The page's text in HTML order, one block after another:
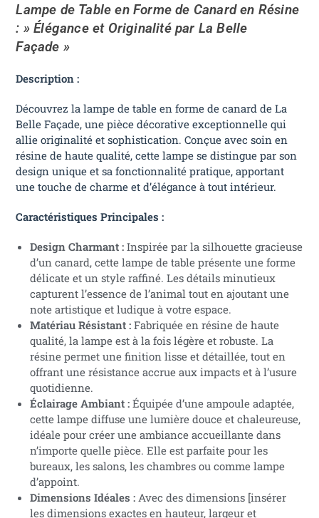
Lampe de Table en Forme de Canard en Résine
: » Élégance et Originalité par La Belle
Façade »
Description :
Découvrez la lampe de table en forme de canard de La
Belle Façade, une pièce décorative exceptionnelle qui
allie originalité et sophistication. Conçue avec soin en
résine de haute qualité, cette lampe se distingue par son
design unique et sa fonctionnalité pratique, apportant
une touche de charme et d’élégance à tout intérieur.
Caractéristiques Principales :
Design Charmant : Inspirée par la silhouette gracieuse
d’un canard, cette lampe de table présente une forme
délicate et un style raffiné. Les détails minutieux
capturent l’essence de l’animal tout en ajoutant une
note artistique et ludique à votre espace.
Matériau Résistant : Fabriquée en résine de haute
qualité, la lampe est à la fois légère et robuste. La
résine permet une finition lisse et détaillée, tout en
offrant une résistance accrue aux impacts et à l’usure
quotidienne.
Éclairage Ambiant : Équipée d’une ampoule adaptée,
cette lampe diffuse une lumière douce et chaleureuse,
idéale pour créer une ambiance accueillante dans
n’importe quelle pièce. Elle est parfaite pour les
bureaux, les salons, les chambres ou comme lampe
d’appoint.
Dimensions Idéales : Avec des dimensions [insérer
les dimensions exactes en hauteur, largeur et